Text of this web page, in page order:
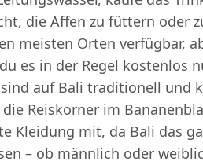
die Affen zu füttern oder
meisten Orten verfügbar,
es in der Regel kostenlos
auf Bali traditionell und
Reiskörner im
Kleidung mit, da Bali das
– ob männlich oder